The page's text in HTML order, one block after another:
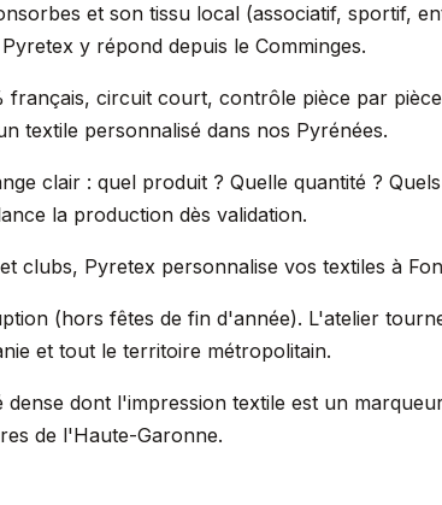
et son tissu local (associatif, sportif,
y répond depuis le Comminges.
français, circuit court, contrôle pièce par
textile personnalisé dans nos Pyrénées.
clair : quel produit ? Quelle quantité ?
la production dès validation.
clubs, Pyretex personnalise vos textiles à
(hors fêtes de fin d'année). L'atelier
et tout le territoire métropolitain.
dont l'impression textile est un
de l'Haute-Garonne.